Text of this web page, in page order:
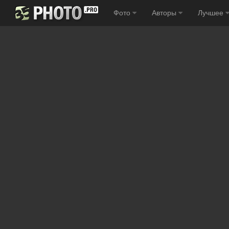
Фото Авторы Лучшее